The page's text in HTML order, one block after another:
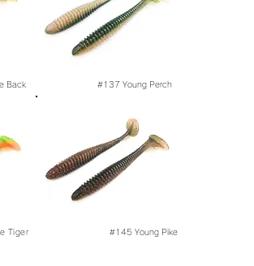
Back #137 Young Perch
Tiger #145 Young Pike